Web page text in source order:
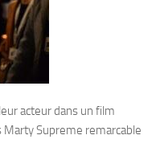
acteur dans un film
Marty Supreme remarcable